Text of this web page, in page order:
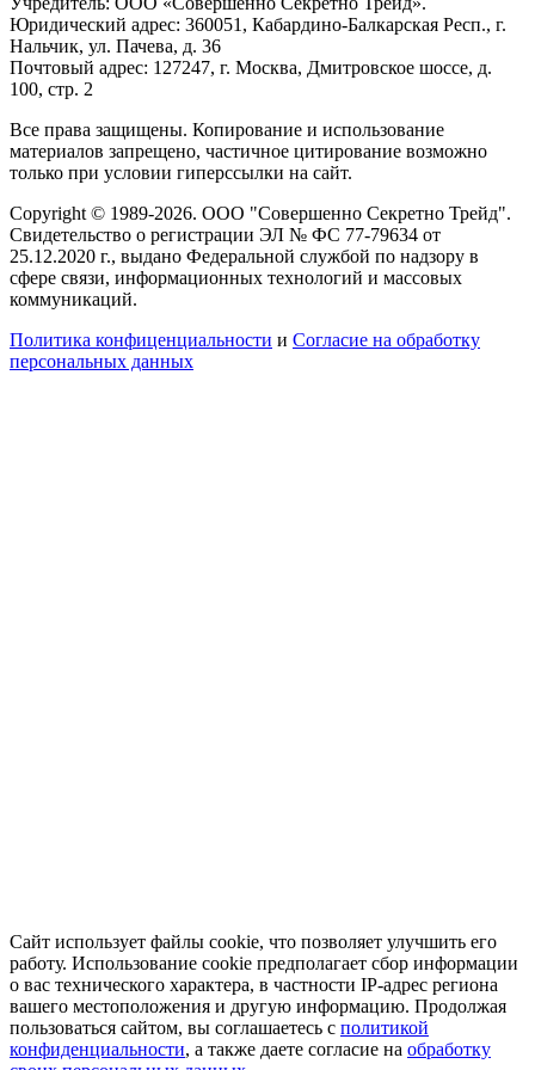
Юридический адрес: 360051, Кабардино-Балкарская Респ., г.
Нальчик, ул. Пачева, д. 36
Почтовый адрес: 127247, г. Москва, Дмитровское шоссе, д.
100, стр. 2
Все права защищены. Копирование и использование
материалов запрещено, частичное цитирование возможно
только при условии гиперссылки на сайт.
Copyright © 1989-2026. ООО "Совершенно Секретно Трейд".
Свидетельство о регистрации ЭЛ № ФС 77-79634 от
25.12.2020 г., выдано Федеральной службой по надзору в
сфере связи, информационных технологий и массовых
коммуникаций.
Политика конфиценциальности и Согласие на обработку
персональных данных
Сайт использует файлы cookie, что позволяет улучшить его
работу. Использование cookie предполагает сбор информации
о вас технического характера, в частности IP-адрес региона
вашего местоположения и другую информацию. Продолжая
пользоваться сайтом, вы соглашаетесь с политикой
конфиденциальности, а также даете согласие на обработку